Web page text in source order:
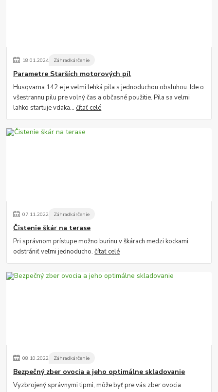
18.01.2024 Záhradkárčenie
Parametre Starších motorových píl
Husqvarna 142 e je velmi lehká pila s jednoduchou obsluhou. Ide o
všestrannu pilu pre volný čas a občasné použitie. Pila sa velmi
lahko startuje vdaka...čítať celé
07.11.2022 Záhradkárčenie
Čistenie škár na terase
Pri správnom prístupe možno burinu v škárach medzi kockami
odstrániť veľmi jednoducho.čítať celé
08.10.2022 Záhradkárčenie
Bezpečný zber ovocia a jeho optimálne skladovanie
Vyzbrojený správnymi tipmi, môže byť pre vás zber ovocia